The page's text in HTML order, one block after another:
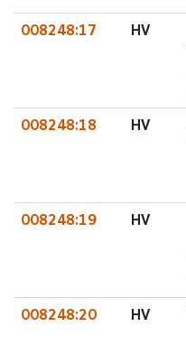
008248:17 HV
008248:18 HV
008248:19 HV
008248:20 HV